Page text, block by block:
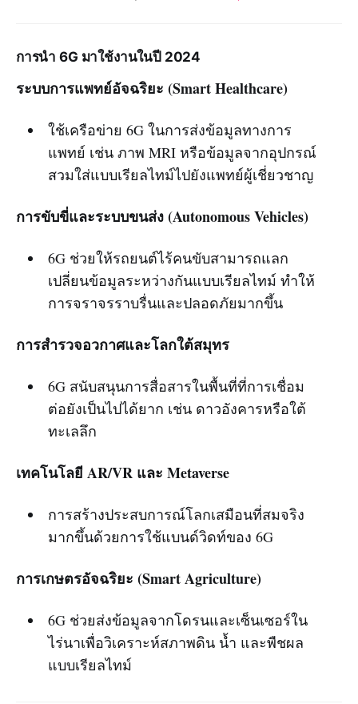
การนำ 6G มาใช้งานในปี 2024
ระบบการแพทย์อัจฉริยะ (Smart Healthcare)
ใช้เครือข่าย 6G ในการส่งข้อมูลทางการ
แพทย์ เช่น ภาพ MRI หรือข้อมูลจากอุปกรณ์
สวมใส่แบบเรียลไทม์ไปยังแพทย์ผู้เชี่ยวชาญ
การขับขี่และระบบขนส่ง (Autonomous Vehicles)
6G ช่วยให้รถยนต์ไร้คนขับสามารถแลก
เปลี่ยนข้อมูลระหว่างกันแบบเรียลไทม์ ทำให้
การจราจรราบรื่นและปลอดภัยมากขึ้น
การสำรวจอวกาศและโลกใต้สมุทร
6G สนับสนุนการสื่อสารในพื้นที่ที่การเชื่อม
ต่อยังเป็นไปได้ยาก เช่น ดาวอังคารหรือใต้
ทะเลลึก
เทคโนโลยี AR/VR และ Metaverse
การสร้างประสบการณ์โลกเสมือนที่สมจริง
มากขึ้นด้วยการใช้แบนด์วิดท์ของ 6G
การเกษตรอัจฉริยะ (Smart Agriculture)
6G ช่วยส่งข้อมูลจากโดรนและเซ็นเซอร์ใน
ไร่นาเพื่อวิเคราะห์สภาพดิน น้ำ และพืชผล
แบบเรียลไทม์